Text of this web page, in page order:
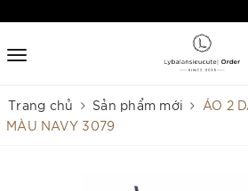
Trang chủ Sản phẩm mới
ÁO 2
MÀU NAVY 3079